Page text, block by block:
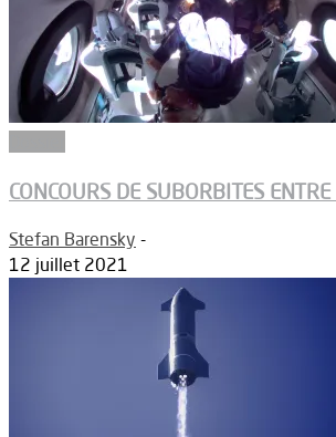
CONCOURS DE SUBORBITES
Stefan Barensky -
12 juillet 2021